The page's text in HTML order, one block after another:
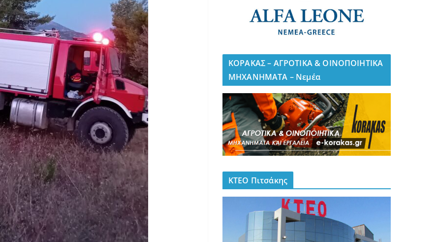
ΚΟΡΑΚΑΣ – ΑΓΡΟΤΙΚΑ & ΟΙΝΟΠΟΙΗΤΙΚΑ
ΜΗΧΑΝΗΜΑΤΑ – Νεμέα
ΚΤΕΟ Πιτσάκης